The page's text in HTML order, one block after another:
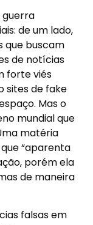
guerra
de um lado,
que buscam
de notícias
forte viés
sites de fake
Mas o
mundial que
matéria
“aparenta
porém ela
de maneira
falsas em